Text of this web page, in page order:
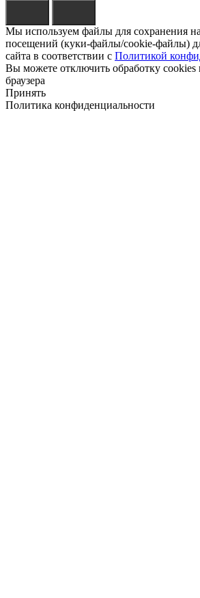
Мы используем файлы для сохранения
посещений (куки-файлы/cookie-файлы)
сайта в соответствии с Политикой
Вы можете отключить обработку cookies
браузера
Принять
Политика конфиденциальности